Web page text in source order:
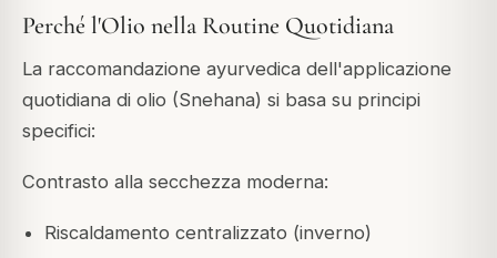
Perché l'Olio nella Routine Quotidiana
La raccomandazione ayurvedica dell'applicazione
quotidiana di olio (Snehana) si basa su principi
specifici:
Contrasto alla secchezza moderna:
Riscaldamento centralizzato (inverno)